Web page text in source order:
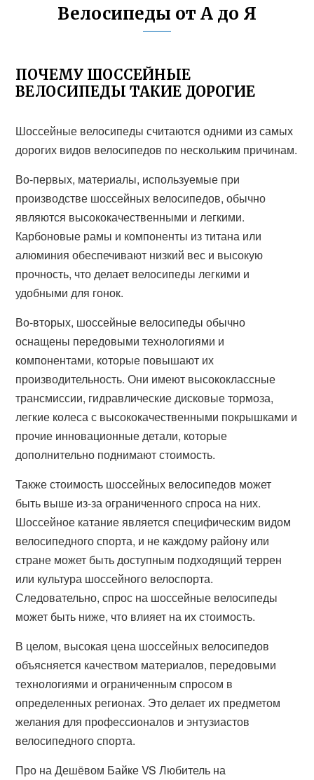
Велосипеды от А до Я
ПОЧЕМУ ШОССЕЙНЫЕ
ВЕЛОСИПЕДЫ ТАКИЕ ДОРОГИЕ
Шоссейные велосипеды считаются одними из самых
дорогих видов велосипедов по нескольким причинам.
Во-первых, материалы, используемые при
производстве шоссейных велосипедов, обычно
являются высококачественными и легкими.
Карбоновые рамы и компоненты из титана или
алюминия обеспечивают низкий вес и высокую
прочность, что делает велосипеды легкими и
удобными для гонок.
Во-вторых, шоссейные велосипеды обычно
оснащены передовыми технологиями и
компонентами, которые повышают их
производительность. Они имеют высококлассные
трансмиссии, гидравлические дисковые тормоза,
легкие колеса с высококачественными покрышками и
прочие инновационные детали, которые
дополнительно поднимают стоимость.
Также стоимость шоссейных велосипедов может
быть выше из-за ограниченного спроса на них.
Шоссейное катание является специфическим видом
велосипедного спорта, и не каждому району или
стране может быть доступным подходящий террен
или культура шоссейного велоспорта.
Следовательно, спрос на шоссейные велосипеды
может быть ниже, что влияет на их стоимость.
В целом, высокая цена шоссейных велосипедов
объясняется качеством материалов, передовыми
технологиями и ограниченным спросом в
определенных регионах. Это делает их предметом
желания для профессионалов и энтузиастов
велосипедного спорта.
Про на Дешёвом Байке VS Любитель на